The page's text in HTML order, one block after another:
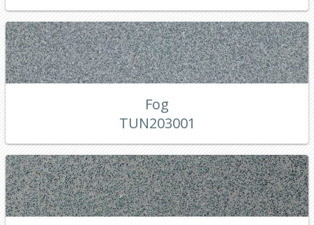
Fog
TUN203001